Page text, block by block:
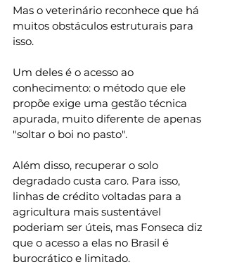
Mas o veterinário reconhece que há
muitos obstáculos estruturais para
isso.
Um deles é o acesso ao
conhecimento: o método que ele
propõe exige uma gestão técnica
apurada, muito diferente de apenas
"soltar o boi no pasto".
Além disso, recuperar o solo
degradado custa caro. Para isso,
linhas de crédito voltadas para a
agricultura mais sustentável
poderiam ser úteis, mas Fonseca diz
que o acesso a elas no Brasil é
burocrático e limitado.